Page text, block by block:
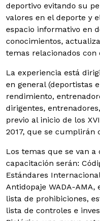
deportivo evitando su
valores en el deporte y
espacio informativo en
conocimientos,
temas relacionados con
La experiencia está
en general (deportistas
rendimiento,
dirigentes,
previo al inicio de los
2017, que se cumplirán
Los temas que se van
capacitación serán:
Estándares
Antidopaje WADA-
lista de prohibiciones,
lista de controles e